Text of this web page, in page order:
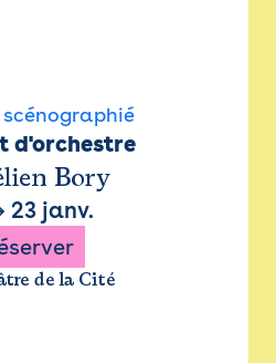
d'orchestre
Bory
23 janv.
de la Cité